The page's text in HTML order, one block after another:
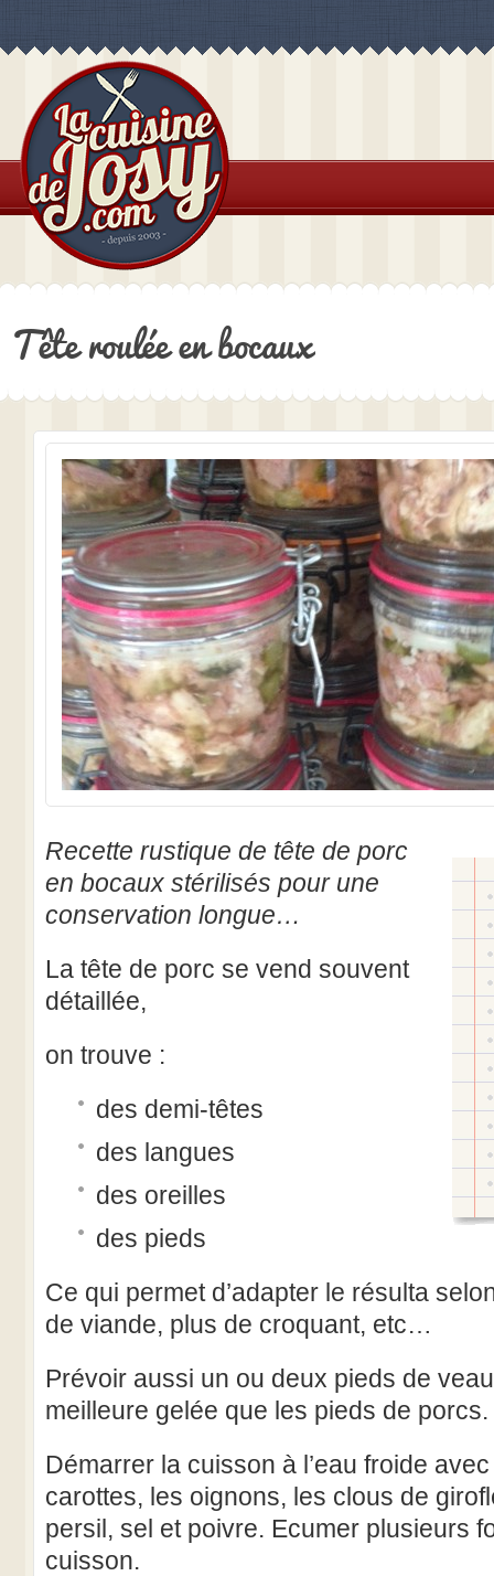
Tête roulée en bocaux
Recette rustique de tête de porc
en bocaux stérilisés pour une
conservation longue…
La tête de porc se vend souvent
détaillée,
on trouve :
des demi-têtes
des langues
des oreilles
des pieds
Ce qui permet d’adapter le résulta
de viande, plus de croquant, etc…
Prévoir aussi un ou deux pieds de
meilleure gelée que les pieds de porcs.
Démarrer la cuisson à l’eau froide
carottes, les oignons, les clous de
persil, sel et poivre. Ecumer plusieurs
cuisson.